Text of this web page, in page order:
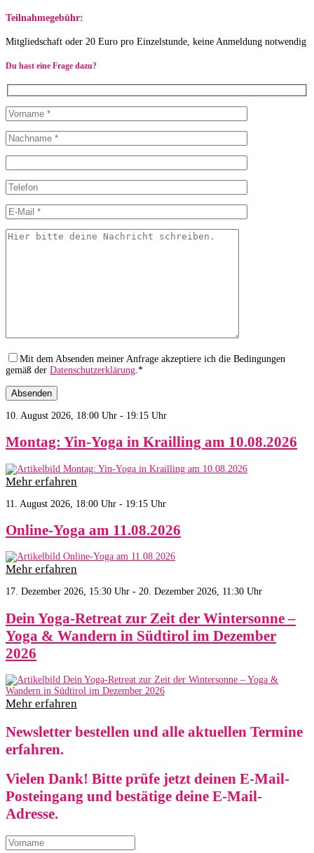
Teilnahmegebühr:
Mitgliedschaft oder 20 Euro pro Einzelstunde, keine Anmeldung notwendig
Du hast eine Frage dazu?
Mit dem Absenden meiner Anfrage akzeptiere ich die Bedingungen
gemäß der Datenschutzerklärung .*
10. August 2026, 18:00 Uhr - 19:15 Uhr
Montag: Yin-Yoga in Krailling am 10.08.2026
Mehr erfahren
11. August 2026, 18:00 Uhr - 19:15 Uhr
Online-Yoga am 11.08.2026
Mehr erfahren
17. Dezember 2026, 15:30 Uhr - 20. Dezember 2026, 11:30 Uhr
Dein Yoga-Retreat zur Zeit der Wintersonne –
Yoga & Wandern in Südtirol im Dezember
2026
Mehr erfahren
Newsletter bestellen und alle aktuellen Termine
erfahren.
Vielen Dank! Bitte prüfe jetzt deinen E-Mail-
Posteingang und bestätige deine E-Mail-
Adresse.